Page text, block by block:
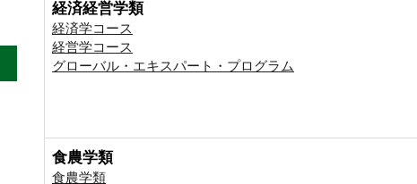
経済経営学類
経済学コース
経営学コース
グローバル・エキスパート・プログラム
食農学類
食農学類